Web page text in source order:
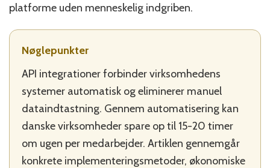
platforme uden menneskelig indgriben.
Nøglepunkter
API integrationer forbinder virksomhedens
systemer automatisk og eliminerer manuel
dataindtastning. Gennem automatisering kan
danske virksomheder spare op til 15-20 timer
om ugen per medarbejder. Artiklen gennemgår
konkrete implementeringsmetoder, økonomiske